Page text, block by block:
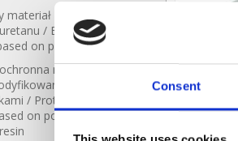
Consent
materiał naprawczy na
/ Elastic repair
on polyurethane
na bazie
/ Protective
on polysulfide-